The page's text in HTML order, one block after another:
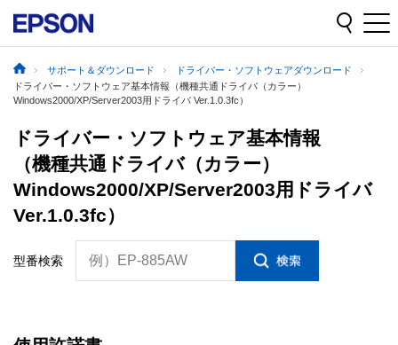
サポート＆ダウンロード
ドライバー・ソフトウェアダウンロード
ドライバー・ソフトウェア基本情報（機種共通ドライバ（カラー）
Windows2000/XP/Server2003用ドライバ Ver.1.0.3fc）
ドライバー・ソフトウェア基本情報
（機種共通ドライバ（カラー）
Windows2000/XP/Server2003用ドライバ
Ver.1.0.3fc）
型番検索 例）EP-885AW